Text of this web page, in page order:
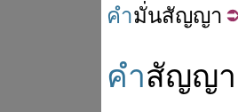
คำมั่นสัญญา
คำสัญญา